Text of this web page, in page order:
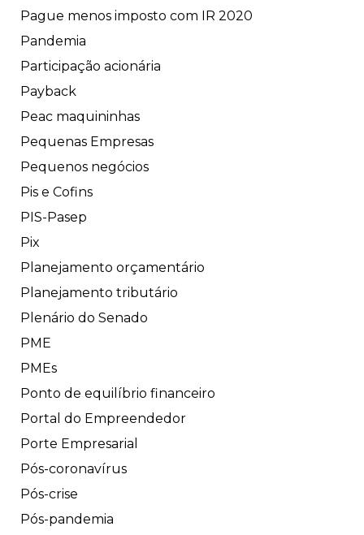
Pague menos imposto com IR 2020
Pandemia
Participação acionária
Payback
Peac maquininhas
Pequenas Empresas
Pequenos negócios
Pis e Cofins
PIS-Pasep
Pix
Planejamento orçamentário
Planejamento tributário
Plenário do Senado
PME
PMEs
Ponto de equilíbrio financeiro
Portal do Empreendedor
Porte Empresarial
Pós-coronavírus
Pós-crise
Pós-pandemia